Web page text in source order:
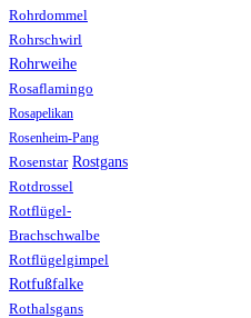
Rohrdommel
Rohrschwirl
Rohrweihe
Rosaflamingo
Rosapelikan
Rosenheim-Pang
Rosenstar Rostgans
Rotdrossel
Rotflügel-
Brachschwalbe
Rotflügelgimpel
Rotfußfalke
Rothalsgans